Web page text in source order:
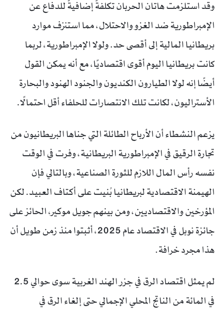
وقد استلزمت هاتان الحربان تكلفةً إضافيةً للدفاع عن
الإمبراطورية ضد الغزو والاحتلال، مما استنزف موارد
بريطانيا المالية إلى أقصى حد. ولولا الإمبراطورية، لربما
كانت بريطانيا اليوم أقوى اقتصاديًا، مع أنه يمكن القول
أيضًا إنه لولا الطيارون الكنديون والجنود الهنود والبحارة
الأستراليون، لكانت تلك الانتصارات للحلفاء أقل احتمالًا.
يزعم النشطاء أن الأرباح الطائلة التي جناها البريطانيون من
تجارة الرقيق في الإمبراطورية البريطانية، وفرت في الوقت
نفسه رأس المال اللازم للثورة الصناعية، وبالتالي فإن
الهيمنة الاقتصادية لبريطانيا بُنيت على أكتاف العبيد. لكن
المؤرخين والاقتصاديين، ومن بينهم جويل موكير، الحائز على
جائزة نوبل في الاقتصاد عام 2025، أثبتوا منذ زمن طويل أن
هذا مجرد خرافة.
لم يمثل اقتصاد الرق في جزر الهند الغربية سوى حوالي 2.5
في المائة من الناتج المحلي الإجمالي حتى إلغاء الرق في